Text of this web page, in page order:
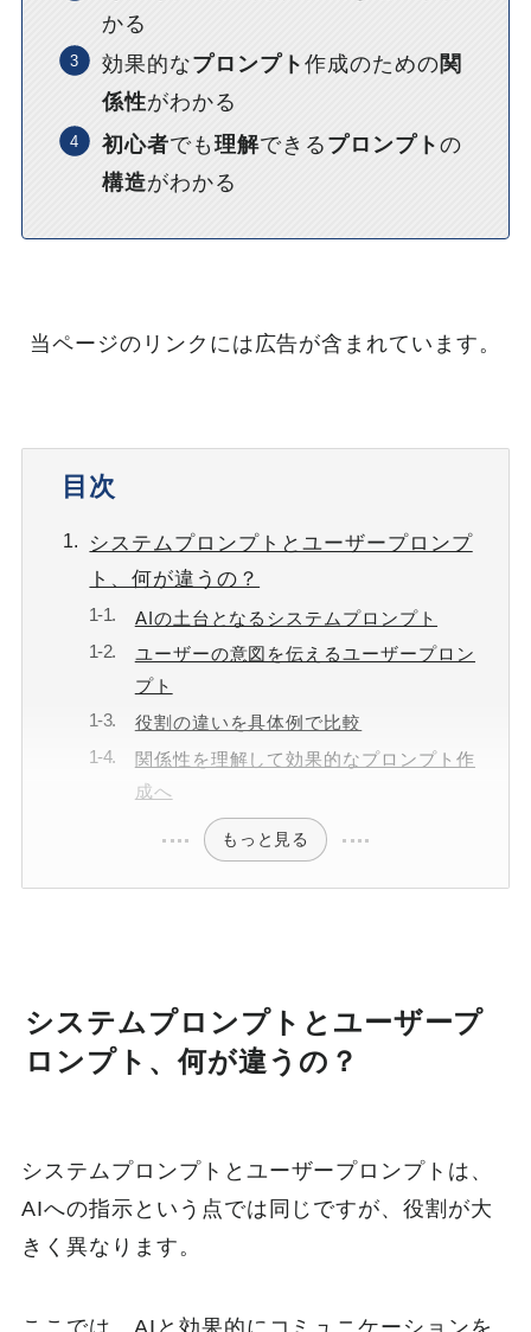
かる
効果的なプロンプト 作成のための関
係性がわかる
初心者でも 理解できる プロンプト の
構造がわかる
当ページのリンクには広告が含まれています。
目次
システムプロンプトとユーザープロンプ
ト、何が違うの？
AIの土台となるシステムプロンプト
ユーザーの意図を伝えるユーザープロン
プト
役割の違いを具体例で比較
関係性を理解して効果的なプロンプト作
成へ
もっと見る
システムプロンプトとユーザープ
ロンプト、何が違うの？
システムプロンプトとユーザープロンプトは、
AIへの指示という点では同じですが、役割が大
きく異なります。
ここでは、AIと効果的にコミュニケーションを